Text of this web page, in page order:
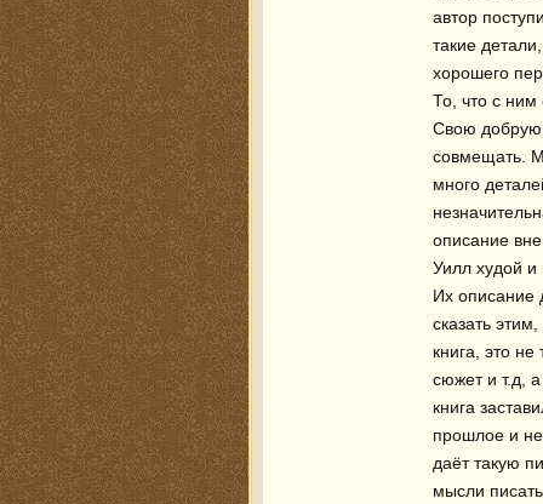
автор
такие
хорошего
То, что с ним
Свою добрую
совмещать.
много
описание
Уилл худой и
Их описание
сказать
книга, это
сюжет и т.д,
книга
прошлое и
даёт такую
мысли